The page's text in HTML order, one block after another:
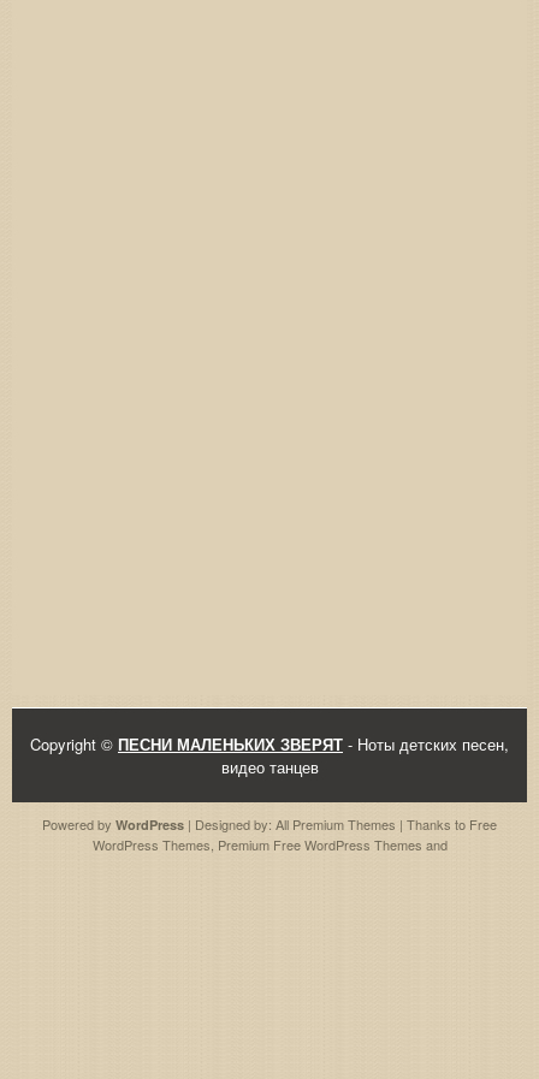
Copyright © ПЕСНИ МАЛЕНЬКИХ ЗВЕРЯТ - Ноты детских песен,
видео танцев
Powered by WordPress | Designed by: All Premium Themes | Thanks to Free
WordPress Themes Premium Free WordPress Themes and